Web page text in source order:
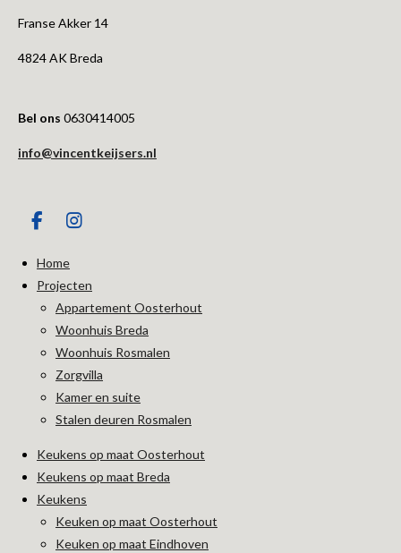
Franse Akker 14
4824 AK Breda
Bel ons 0630414005
info@vincentkeijsers.nl
F
c
e
b
o
o
k
I
t
a
g
r
m
Home
Projecten
Appartement Oosterhout
Woonhuis Breda
Woonhuis Rosmalen
Zorgvilla
Kamer en suite
Stalen deuren Rosmalen
Keukens op maat Oosterhout
Keukens op maat Breda
Keukens
Keuken op maat Oosterhout
Keuken op maat Eindhoven